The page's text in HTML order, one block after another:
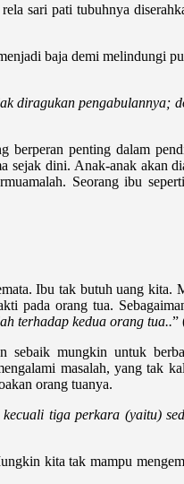
sari pati tubuhnya
baja demi melindungi
diragukan pengabulannya;
penting dalam
dini. Anak-anak akan
Seorang ibu
Ibu tak butuh uang kita.
pada orang tua.
terhadap kedua orang tua..”
mungkin untuk
masalah, yang tak
orang tuanya.
tiga perkara (yaitu)
kita tak mampu